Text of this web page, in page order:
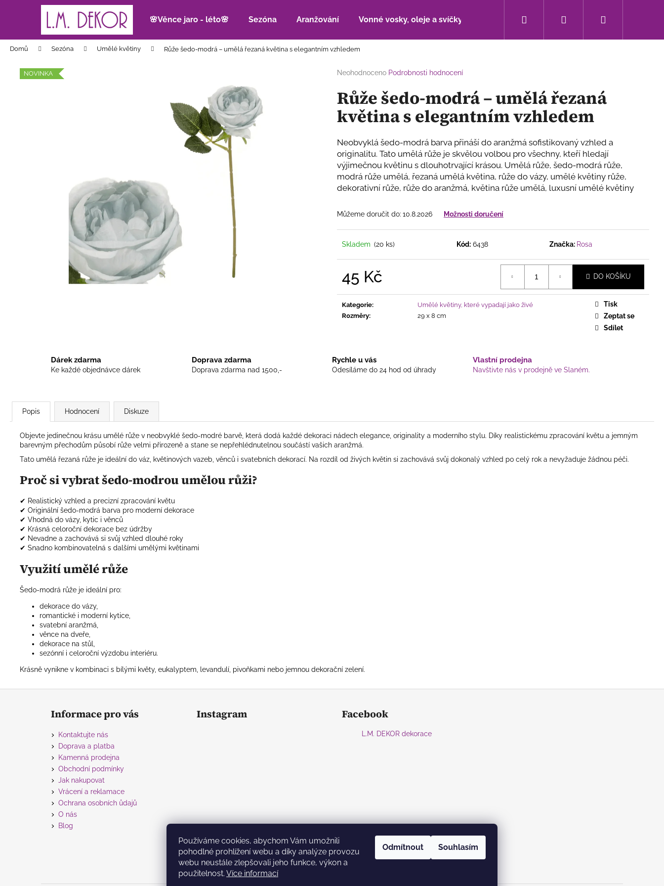
Používáme cookies, abychom Vám umožnili
pohodlné prohlížení webu a díky analýze provozu
webu neustále zlepšovali jeho funkce, výkon a
použitelnost. Více informací
Odmítnout Souhlasím
🌸Věnce jaro - léto🌸 Sezóna Aranžování Vonné vosky, oleje a svíčky Bytové doplňky Sezónní novinky
Přihlášení
Domů Sezóna Umělé květiny Růže šedo-modrá – umělá řezaná květina s elegantním vzhledem
Průměrné
produktu
je
0,0
z
hvězdiček.
Neohodnoceno Podrobnosti hodnocení
Růže šedo-modrá – umělá řezaná
květina s elegantním vzhledem
Neobvyklá šedo-modrá barva přináší do aranžmá sofistikovaný vzhled a
originalitu. Tato umělá růže je skvělou volbou pro všechny, kteří hledají
výjimečnou květinu s dlouhotrvající krásou. Umělá růže, šedo-modrá růže,
modrá růže umělá, řezaná umělá květina, růže do vázy, umělé květiny růže,
dekorativní růže, růže do aranžmá, květina růže umělá, luxusní umělé květiny
Můžeme doručit do: 10.8.2026 Možnosti doručení
Skladem (20 ks) Kód: 6438 Značka: Rosa
45 Kč DO KOŠÍKU
Kategorie:
Umělé květiny, které vypadají jako živé
Rozměry: 29 x 8 cm
Tisk
Zeptat se
Sdílet
NOVINKA
Dárek zdarma
Ke každé objednávce dárek
Doprava zdarma
Doprava zdarma nad 1500,-
Rychle u vás
Odesíláme do 24 hod od úhrady
Vlastní prodejna
Navštivte nás v prodejně ve Slaném.
Popis Hodnocení Diskuze
Objevte jedinečnou krásu umělé růže v neobvyklé šedo-modré barvě, která dodá každé dekoraci nádech elegance, originality a moderního stylu. Díky realistickému zpracování květu a jemným
barevným přechodům působí růže velmi přirozeně a stane se nepřehlédnutelnou součástí vašich aranžmá.
Tato umělá řezaná růže je ideální do váz, květinových vazeb, věnců i svatebních dekorací. Na rozdíl od živých květin si zachovává svůj dokonalý vzhled po celý rok a nevyžaduje žádnou péči.
Proč si vybrat šedo-modrou umělou růži?
✔ Realistický vzhled a precizní zpracování květu
✔ Originální šedo-modrá barva pro moderní dekorace
✔ Vhodná do vázy, kytic i věnců
✔ Krásná celoroční dekorace bez údržby
✔ Nevadne a zachovává si svůj vzhled dlouhé roky
✔ Snadno kombinovatelná s dalšími umělými květinami
Využití umělé růže
Šedo-modrá růže je ideální pro:
dekorace do vázy,
romantické i moderní kytice,
svatební aranžmá,
věnce na dveře,
dekorace na stůl,
sezónní i celoroční výzdobu interiéru.
Krásně vynikne v kombinaci s bílými květy, eukalyptem, levandulí, pivoňkami nebo jemnou dekorační zelení.
í
do
do
Co potřebujete najít?
HLEDAT
VÍNO UMĚLÉ VE DVOU BARVÁCH
78 Kč
SAMETOVÉ STUHY S HEBKÝM
HEBKÉ DEKORAČNÍ
20 Kč
KOMBINACIS KVĚTY, BOBULKAMI A
DŘEVĚNÝMI MOTÝLKY
Informace pro vás
Kontaktujte nás
Doprava a platba
Kamenná prodejna
Obchodní podmínky
Jak nakupovat
Vrácení a reklamace
Ochrana osobních ůdajů
O nás
Blog
Instagram
Sledovat na Instagramu
Facebook
L.M. DEKOR dekorace